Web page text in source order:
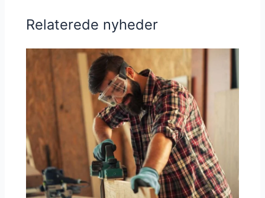
Relaterede nyheder